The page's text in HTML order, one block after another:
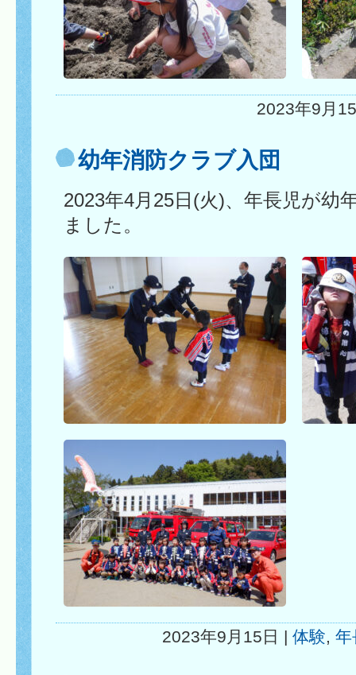
2023年9月
幼年消防クラブ入団
2023年4月25日(火)、年長児が幼
ました。
2023年9月15日 | 体験, 年